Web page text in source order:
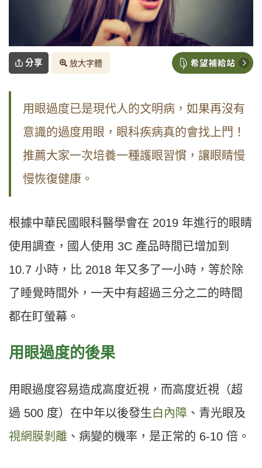
分享 放大字體
用眼過度已是現代人的文明病，如果再沒有
意識的過度用眼，眼科疾病真的會找上門！
推薦大家一次培養一種護眼習慣，讓眼睛慢
慢恢復健康。
根據中華民國眼科醫學會在 2019 年進行的眼睛
使用調查，國人使用 3C 產品時間已增加到
10.7 小時，比 2018 年又多了一小時，等於除
了睡覺時間外，一天中有超過三分之二的時間
都在盯螢幕。
用眼過度的後果
用眼過度容易造成高度近視，而高度近視（超
過 500 度）在中年以後發生白內障 、青光眼及
視網膜剝離 、病變的機率，是正常的 6-10 倍。